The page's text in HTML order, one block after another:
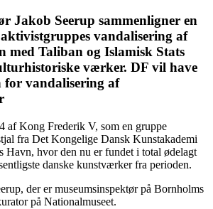
Jakob Seerup sammenligner en
vandalisering af
med Taliban og Islamisk Stats
værker. DF vil have
for vandalisering af
af Kong Frederik V, som en gruppe
fra Det Kongelige Dansk Kunstakademi
Havn, hvor den nu er fundet i total ødelagt
danske kunstværker fra perioden.
der er museumsinspektør på Bornholms
på Nationalmuseet.